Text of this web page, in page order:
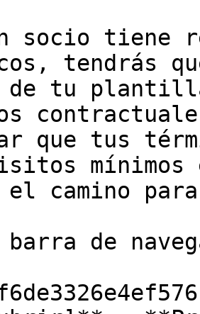
socio tiene
tendrás
de tu
que tus
el camino
de